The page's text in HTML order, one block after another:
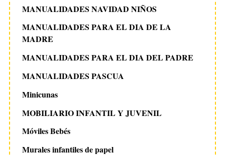
MANUALIDADES NAVIDAD NIÑOS
MANUALIDADES PARA EL DIA DE LA
MADRE
MANUALIDADES PARA EL DIA DEL PADRE
MANUALIDADES PASCUA
Minicunas
MOBILIARIO INFANTIL Y JUVENIL
Móviles Bebés
Murales infantiles de papel